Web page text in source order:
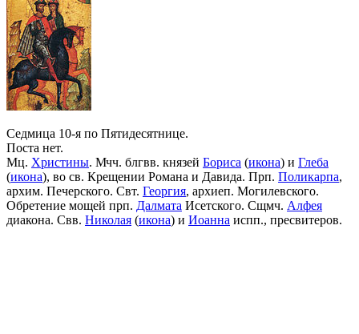
Седмица 10-я по Пятидесятнице.
Поста нет.
Мц. Христины. Мчч. блгвв. князей Бориса (икона) и Глеба
(икона), во св. Крещении Романа и Давида. Прп. Поликарпа,
архим. Печерского. Свт. Георгия, архиеп. Могилевского.
Обретение мощей прп. Далмата Исетского. Сщмч. Алфея
диакона. Свв. Николая (икона) и Иоанна испп., пресвитеров.